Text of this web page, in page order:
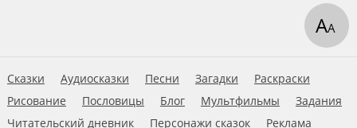
Сказки Аудиосказки Песни Загадки
Раскраски
Рисование
Пословицы Блог Мультфильмы
Задания
Читательский дневник
Персонажи сказок Реклама
АА